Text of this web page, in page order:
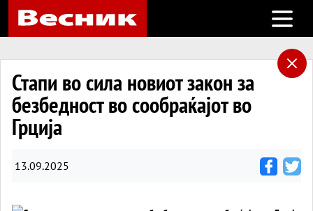
Open
Стапи во сила новиот закон за
безбедност во сообраќајот во
Грција
13.09.2025